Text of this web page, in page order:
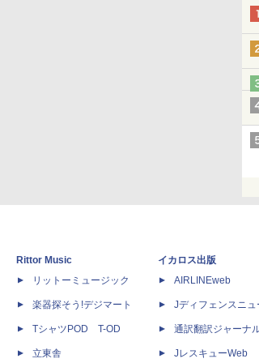
Rittor Music
リットーミュージック
楽器探そう!デジマート
TシャツPOD T-OD
立東舎
イカロス出版
AIRLINEweb
Jディフェンスニュ
通訳翻訳ジャーナ
JレスキューWeb